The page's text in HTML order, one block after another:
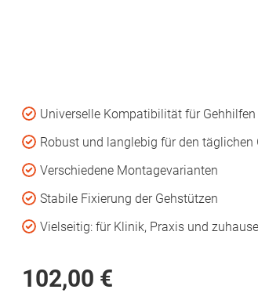
Universelle Kompatibilität für Gehhilfen
Robust und langlebig für den täglichen
Verschiedene Montagevarianten
Stabile Fixierung der Gehstützen
Vielseitig: für Klinik, Praxis und zuhause
102,00 €